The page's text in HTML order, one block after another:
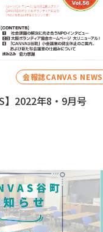
会報誌CANVAS NEWS
】2022年8・9月号